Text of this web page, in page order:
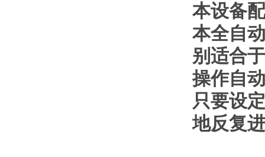
本设备
本全自
别适合
操作自
只要设
地反复